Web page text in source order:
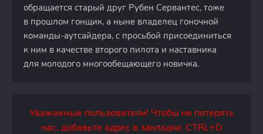
обращается старый друг Рубен Сервантес, тоже
в прошлом гонщик, а ныне владелец гоночной
команды-аутсайдера, с просьбой присоединиться
к ним в качестве второго пилота и наставника
для молодого многообещающего новичка.
Уважаемые пользователи! Чтобы не потерять
нас, добавьте адрес в закладки: CTRL+D